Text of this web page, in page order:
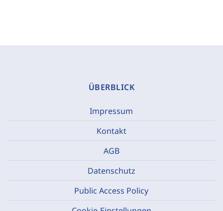
ÜBERBLICK
Impressum
Kontakt
AGB
Datenschutz
Public Access Policy